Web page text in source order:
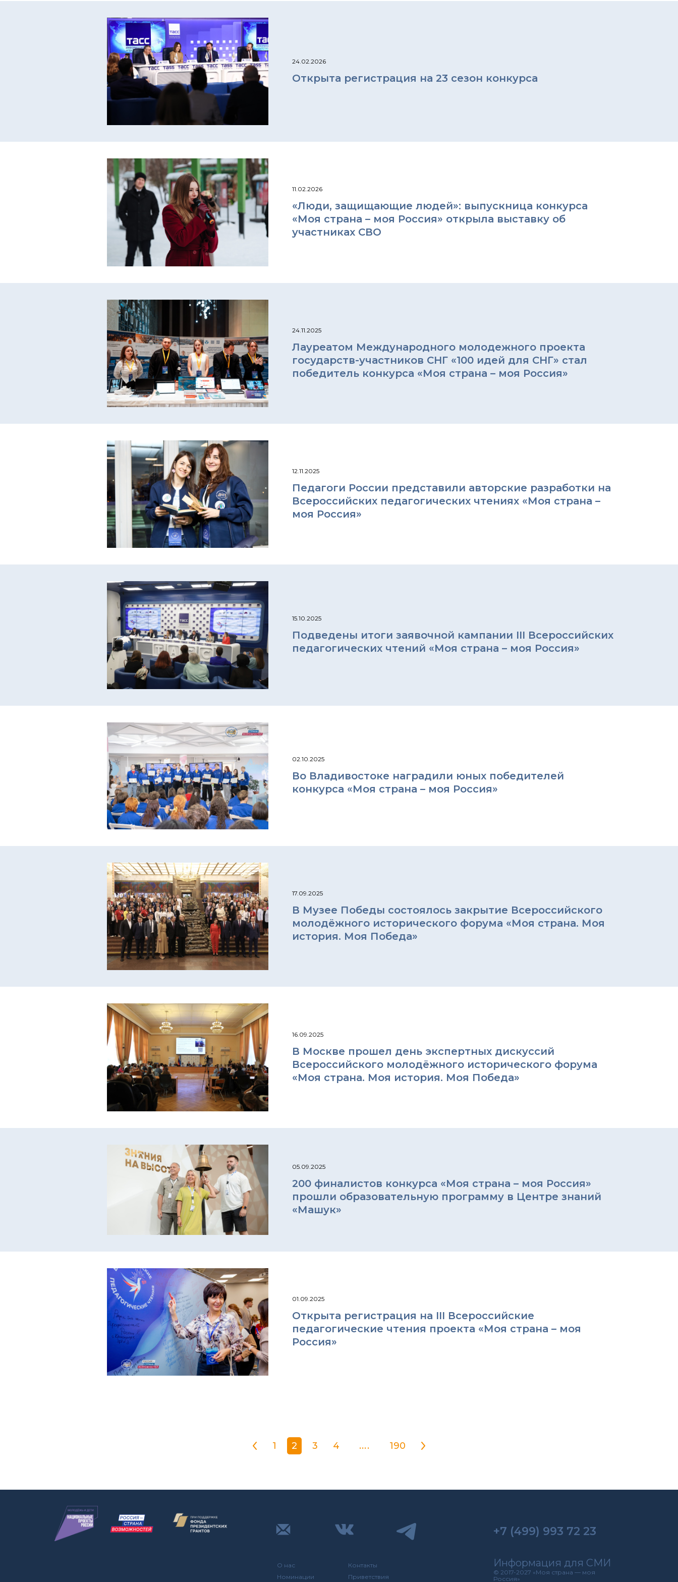
24.02.2026
Открыта регистрация на 23 сезон конкурса
11.02.2026
«Люди, защищающие людей»: выпускница конкурса
«Моя страна – моя Россия» открыла выставку об
участниках СВО
24.11.2025
Лауреатом Международного молодежного проекта
государств-участников СНГ «100 идей для СНГ» стал
победитель конкурса «Моя страна – моя Россия»
12.11.2025
Педагоги России представили авторские разработки на
Всероссийских педагогических чтениях «Моя страна –
моя Россия»
15.10.2025
Подведены итоги заявочной кампании III Всероссийских
педагогических чтений «Моя страна – моя Россия»
02.10.2025
Во Владивостоке наградили юных победителей
конкурса «Моя страна – моя Россия»
17.09.2025
В Музее Победы состоялось закрытие Всероссийского
молодёжного исторического форума «Моя страна. Моя
история. Моя Победа»
16.09.2025
В Москве прошел день экспертных дискуссий
Всероссийского молодёжного исторического форума
«Моя страна. Моя история. Моя Победа»
05.09.2025
200 финалистов конкурса «Моя страна – моя Россия»
прошли образовательную программу в Центре знаний
«Машук»
01.09.2025
Открыта регистрация на III Всероссийские
педагогические чтения проекта «Моя страна – моя
Россия»
1 2 3 4 .... 190
О нас
Номинации
Контакты
Приветствия
+7 (499) 993 72 23
Информация для СМИ
© 2017-2027 «Моя страна — моя
Россия»